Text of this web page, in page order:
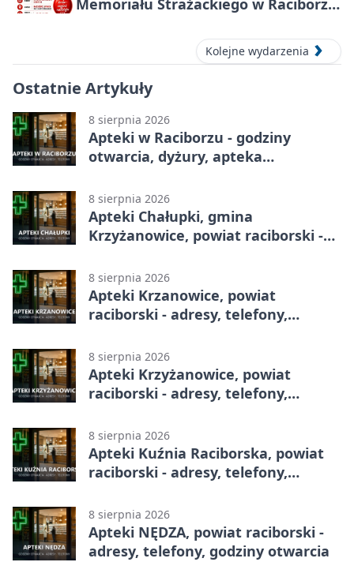
Memoriału Strażackiego w Raciborzu
Kolejne wydarzenia
Ostatnie Artykuły
8 sierpnia 2026
Apteki w Raciborzu - godziny
otwarcia, dyżury, apteka
8 sierpnia 2026
Apteki Chałupki, gmina
Krzyżanowice, powiat raciborski -
8 sierpnia 2026
Apteki Krzanowice, powiat
raciborski - adresy, telefony,
8 sierpnia 2026
Apteki Krzyżanowice, powiat
raciborski - adresy, telefony,
8 sierpnia 2026
Apteki Kuźnia Raciborska, powiat
raciborski - adresy, telefony,
8 sierpnia 2026
Apteki NĘDZA, powiat raciborski -
adresy, telefony, godziny otwarcia